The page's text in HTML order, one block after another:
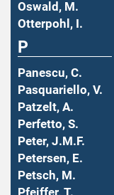
Oswald, M.
Otterpohl, I.
P
Panescu, C.
Pasquariello, V.
Patzelt, A.
Perfetto, S.
Peter, J.M.F.
Petersen, E.
Petsch, M.
Pfeiffer, T.